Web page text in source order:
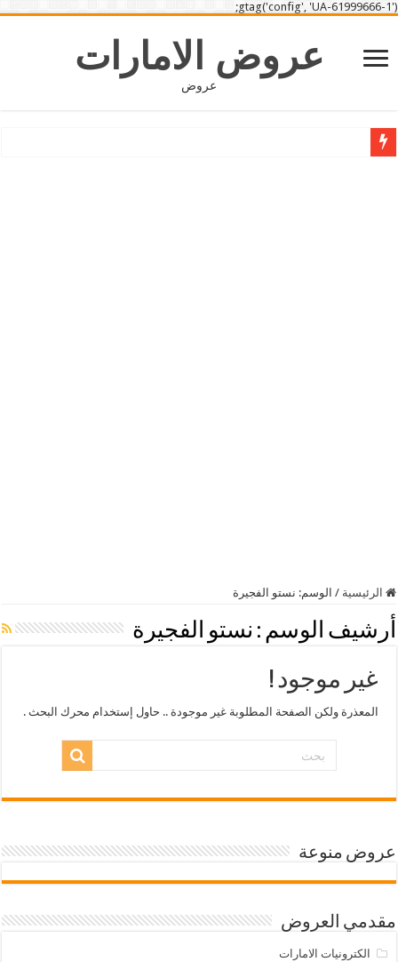
gtag('config', 'UA-61999666-1');
عروض الامارات
عروض
الرئيسية / الوسم: نستو الفجيرة
أرشيف الوسم : نستو الفجيرة
غير موجود !
المعذرة ولكن الصفحة المطلوبة غير موجودة .. حاول إستخدام محرك البحث .
عروض منوعة
مقدمي العروض
الكترونيات الامارات